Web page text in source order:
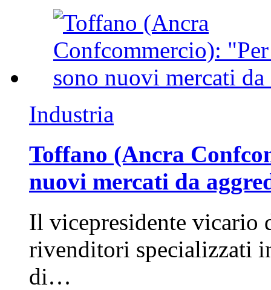
Industria
Toffano (Ancra
nuovi mercati da
Il vicepresidente vicario
rivenditori specializzati
di…